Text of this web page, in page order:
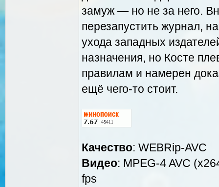
замуж — но не за него.
перезапустить журнал,
ухода западных
назначения, но Косте
правилам и намерен
ещё чего-то стоит.
Качество: WEBRip-AVC
Видео: MPEG-4 AVC
fps